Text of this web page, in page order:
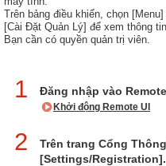
Trên bảng điều khiển, chọn
[Cài Đặt Quản Lý] để xem thông
Bạn cần có quyền quản trị viên.
1 Đăng nhập vào
Khởi động Remote UI
2
Trên trang Cổng
[Settings/Registration].